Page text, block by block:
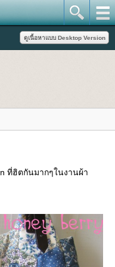
ที่ฮิตกันมากๆในงานผ้า